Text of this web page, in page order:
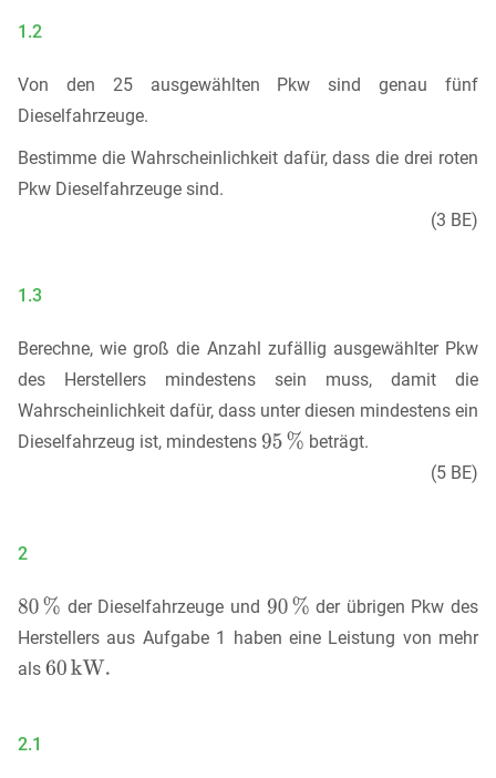
1.2
Von den 25 ausgewählten Pkw sind genau fünf
Dieselfahrzeuge.
Bestimme die Wahrscheinlichkeit dafür, dass die drei roten
Pkw Dieselfahrzeuge sind.
(3 BE)
1.3
Berechne, wie groß die Anzahl zufällig ausgewählter Pkw
des Herstellers mindestens sein muss, damit die
Wahrscheinlichkeit dafür, dass unter diesen mindestens ein
Dieselfahrzeug ist, mindestens
beträgt.
(5 BE)
2
der Dieselfahrzeuge und
der übrigen Pkw des
Herstellers aus Aufgabe 1 haben eine Leistung von mehr
als
2.1